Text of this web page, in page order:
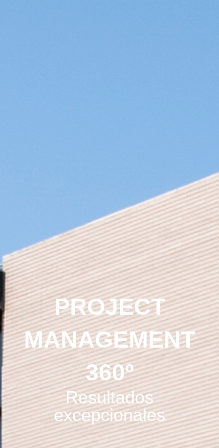
PROJECT
MANAGEMENT
360º
Resultados
excepcionales